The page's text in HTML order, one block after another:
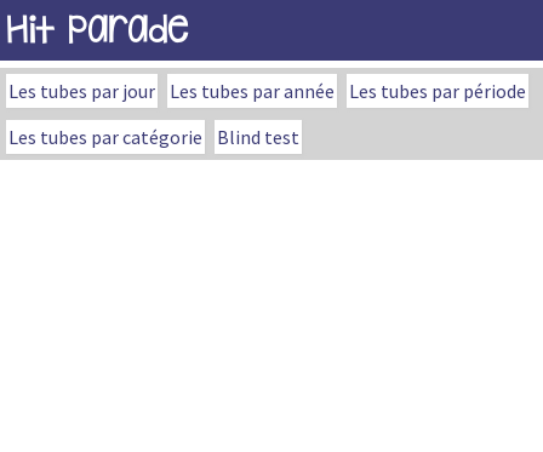
Hit Parade
Les tubes par jour Les tubes par année
Les tubes par période
Les tubes par catégorie
Blind test